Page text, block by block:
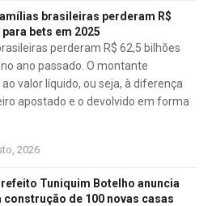
brasileiras perderam R$
bets em 2025
perderam R$ 62,5 bilhões
ano passado. O montante
valor líquido, ou seja, à diferença
apostado e o devolvido em forma
2026
Tuniquim Botelho anuncia
construção de 100 novas casas